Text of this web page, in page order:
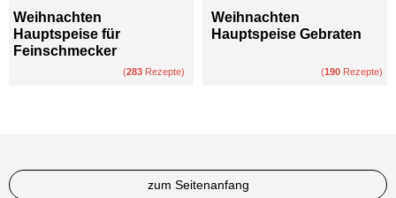
Weihnachten
Hauptspeise für
Feinschmecker
(283 Rezepte)
Weihnachten
Hauptspeise Gebraten
(190 Rezepte)
zum Seitenanfang